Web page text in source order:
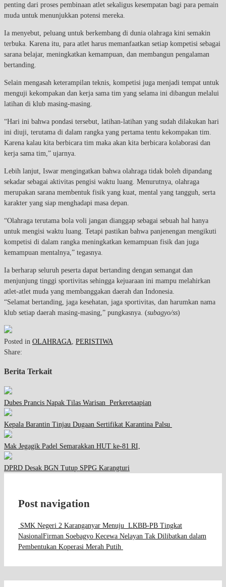
penting dari proses pembinaan atlet sekaligus kesempatan bagi para pemain
muda untuk menunjukkan potensi mereka.
Ia menyebut, peluang untuk berkembang di dunia olahraga kini semakin
terbuka. Karena itu, para atlet harus memanfaatkan setiap kompetisi sebagai
sarana belajar, meningkatkan kemampuan, dan membangun pengalaman
bertanding.
Selain mengasah keterampilan teknis, kompetisi juga menjadi tempat untuk
menguji kekompakan dan kerja sama tim yang selama ini dibangun melalui
latihan di klub masing-masing.
“Hari ini bahwa pondasi tersebut, latihan-latihan yang sudah dilakukan hari
ini diuji, terutama di dalam rangka yang pertama tentu kekompakan tim.
Karena kalau kita berbicara tim maka akan kita berbicara kolaborasi dan
kerja sama tim,” ujarnya.
Lebih lanjut, Iswar mengingatkan bahwa olahraga tidak boleh dipandang
sekadar sebagai aktivitas pengisi waktu luang. Menurutnya, olahraga
merupakan sarana membentuk fisik yang kuat, mental yang tangguh, serta
karakter yang siap menghadapi masa depan.
“Olahraga terutama bola voli jangan dianggap sebagai sebuah hal hanya
untuk mengisi waktu luang. Tetapi pastikan bahwa panjenengan mengikuti
kompetisi di dalam rangka meningkatkan kemampuan fisik dan juga
kemampuan mentalnya,” tegasnya.
Ia berharap seluruh peserta dapat bertanding dengan semangat dan
menjunjung tinggi sportivitas sehingga kejuaraan ini mampu melahirkan
atlet-atlet muda yang membanggakan daerah dan Indonesia.
“Selamat bertanding, jaga kesehatan, jaga sportivitas, dan harumkan nama
klub setiap daerah masing-masing,” pungkasnya. (subagyo/ss)
Posted in OLAHRAGA PERISTIWA
Share:
Berita Terkait
Dubes Prancis Napak Tilas Warisan Perkeretaapian
Kepala Barantin Tinjau Dugaan Sertifikat Karantina Palsu
Mak Jegagik Padel Semarakkan HUT ke-81 RI,
DPRD Desak BGN Tutup SPPG Karangturi
Post navigation
SMK Negeri 2 Karanganyar Menuju LKBB-PB Tingkat
NasionalFirman Soebagyo Kecewa Nelayan Tak Dilibatkan dalam
Pembentukan Koperasi Merah Putih